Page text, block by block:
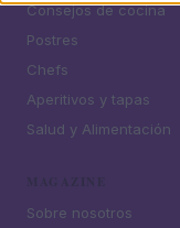
Consejos de cocina
Postres
Chefs
Aperitivos y tapas
Salud y Alimentación
Sobre nosotros